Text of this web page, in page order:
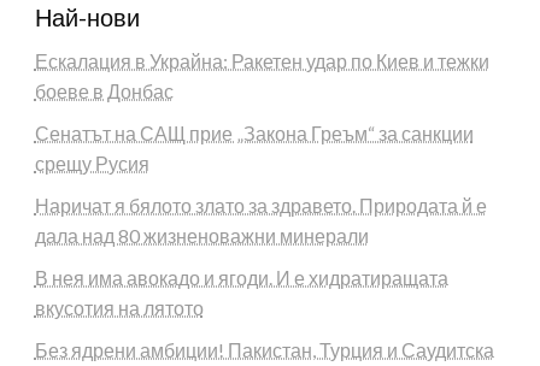
Най-нови
Ескалация в Украйна: Ракетен удар по Киев и тежки
боеве в Донбас
Сенатът на САЩ прие „Закона Греъм“ за санкции
срещу Русия
Наричат я бялото злато за здравето. Природата й е
дала над 80 жизненоважни минерали
В нея има авокадо и ягоди. И е хидратиращата
вкусотия на лятото
Без ядрени амбиции! Пакистан, Турция и Саудитска